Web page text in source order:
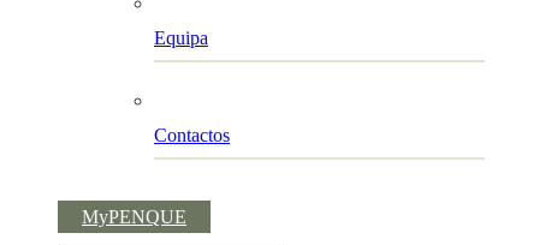
Equipa
Contactos
MyPENQUE